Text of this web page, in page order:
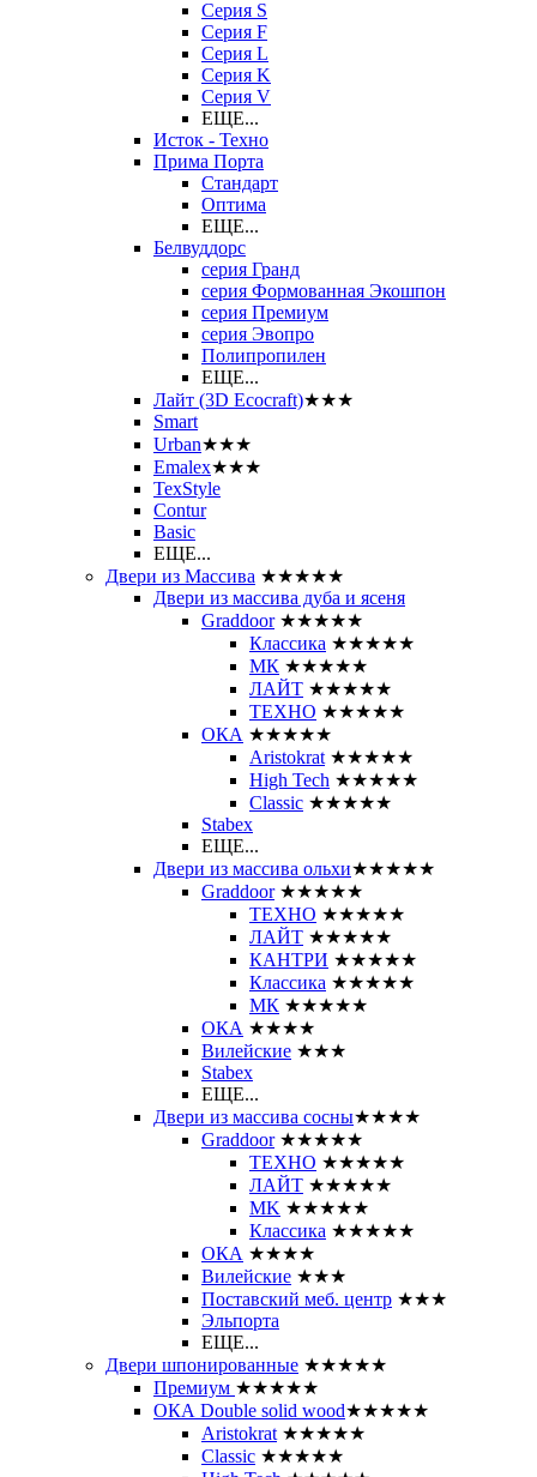
Серия S
Серия F
Серия L
Серия K
Серия V
ЕЩЕ...
Исток - Техно
Прима Порта
Стандарт
Оптима
ЕЩЕ...
Белвуддорс
серия Гранд
серия Формованная Экошпон
серия Премиум
серия Эвопро
Полипропилен
ЕЩЕ...
Лайт (3D Ecocraft)★★★
Smart
Urban★★★
Emalex★★★
TexStyle
Contur
Basic
ЕЩЕ...
Двери из Массива ★★★★★
Двери из массива дуба и ясеня
Graddoor ★★★★★
Классика ★★★★★
МК ★★★★★
ЛАЙТ ★★★★★
ТЕХНО ★★★★★
ОКА ★★★★★
Aristokrat ★★★★★
High Tech ★★★★★
Classic ★★★★★
Stabex
ЕЩЕ...
Двери из массива ольхи★★★★★
Graddoor ★★★★★
ТЕХНО ★★★★★
ЛАЙТ ★★★★★
КАНТРИ ★★★★★
Классика ★★★★★
МК ★★★★★
ОКА ★★★★
Вилейские ★★★
Stabex
ЕЩЕ...
Двери из массива сосны★★★★
Graddoor ★★★★★
ТЕХНО ★★★★★
ЛАЙТ ★★★★★
MK ★★★★★
Классика ★★★★★
ОКА ★★★★
Вилейские ★★★
Поставский меб. центр ★★★
Эльпорта
ЕЩЕ...
Двери шпонированные ★★★★★
Премиум ★★★★★
ОКА Double solid wood★★★★★
Aristokrat ★★★★★
Classic ★★★★★